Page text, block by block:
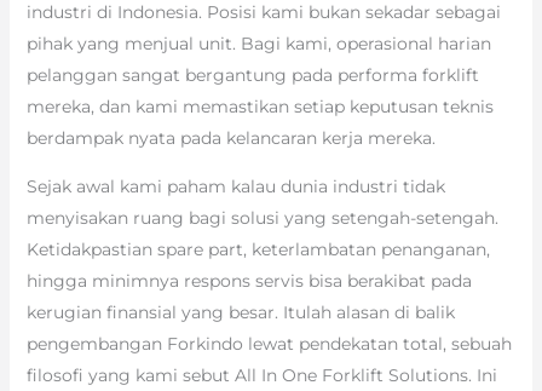
industri di Indonesia. Posisi kami bukan sekadar sebagai
pihak yang menjual unit. Bagi kami, operasional harian
pelanggan sangat bergantung pada performa forklift
mereka, dan kami memastikan setiap keputusan teknis
berdampak nyata pada kelancaran kerja mereka.
Sejak awal kami paham kalau dunia industri tidak
menyisakan ruang bagi solusi yang setengah-setengah.
Ketidakpastian spare part, keterlambatan penanganan,
hingga minimnya respons servis bisa berakibat pada
kerugian finansial yang besar. Itulah alasan di balik
pengembangan Forkindo lewat pendekatan total, sebuah
filosofi yang kami sebut All In One Forklift Solutions. Ini